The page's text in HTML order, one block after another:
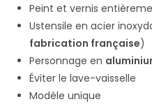
clientPeint et vernis
Ustensile en acier
fabrication française)
Personnage en
Éviter le lave-vaisselle
Modèle unique